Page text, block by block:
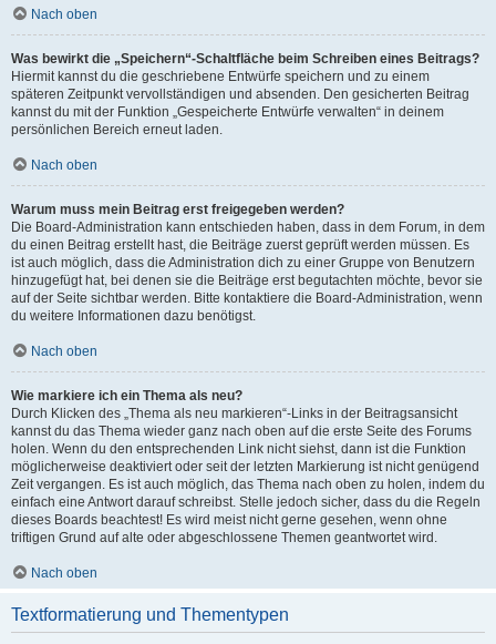
Nach oben
Was bewirkt die „Speichern“-Schaltfläche beim Schreiben eines Beitrags?
Hiermit kannst du die geschriebene Entwürfe speichern und zu einem
späteren Zeitpunkt vervollständigen und absenden. Den gesicherten Beitrag
kannst du mit der Funktion „Gespeicherte Entwürfe verwalten“ in deinem
persönlichen Bereich erneut laden.
Nach oben
Warum muss mein Beitrag erst freigegeben werden?
Die Board-Administration kann entschieden haben, dass in dem Forum, in dem
du einen Beitrag erstellt hast, die Beiträge zuerst geprüft werden müssen. Es
ist auch möglich, dass die Administration dich zu einer Gruppe von Benutzern
hinzugefügt hat, bei denen sie die Beiträge erst begutachten möchte, bevor sie
auf der Seite sichtbar werden. Bitte kontaktiere die Board-Administration, wenn
du weitere Informationen dazu benötigst.
Nach oben
Wie markiere ich ein Thema als neu?
Durch Klicken des „Thema als neu markieren“-Links in der Beitragsansicht
kannst du das Thema wieder ganz nach oben auf die erste Seite des Forums
holen. Wenn du den entsprechenden Link nicht siehst, dann ist die Funktion
möglicherweise deaktiviert oder seit der letzten Markierung ist nicht genügend
Zeit vergangen. Es ist auch möglich, das Thema nach oben zu holen, indem du
einfach eine Antwort darauf schreibst. Stelle jedoch sicher, dass du die Regeln
dieses Boards beachtest! Es wird meist nicht gerne gesehen, wenn ohne
triftigen Grund auf alte oder abgeschlossene Themen geantwortet wird.
Nach oben
Textformatierung und Thementypen